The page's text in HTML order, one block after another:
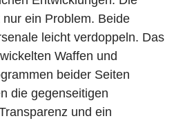
ein Problem. Beide
leicht verdoppeln. Das
Waffen und
beider Seiten
die gegenseitigen
und ein